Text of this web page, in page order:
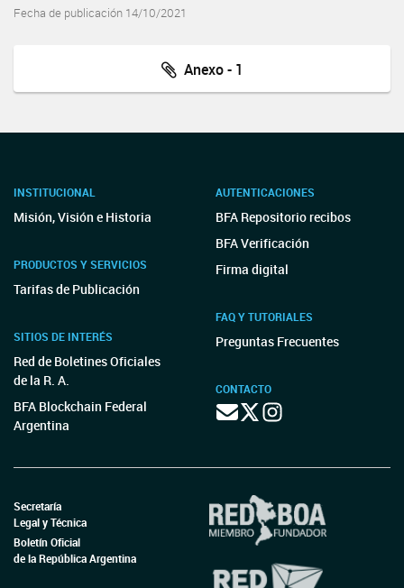
Fecha de publicación 14/10/2021
Anexo - 1
INSTITUCIONAL
Misión, Visión e Historia
PRODUCTOS Y SERVICIOS
Tarifas de Publicación
SITIOS DE INTERÉS
Red de Boletines Oficiales
de la R. A.
BFA Blockchain Federal
Argentina
AUTENTICACIONES
BFA Repositorio recibos
BFA Verificación
Firma digital
FAQ Y TUTORIALES
Preguntas Frecuentes
CONTACTO
Secretaría
Legal y Técnica
Boletín Oficial
de la República Argentina